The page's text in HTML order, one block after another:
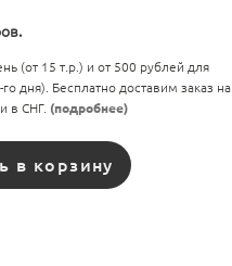
(от 15 т.р.) и от 500 рублей для
дня). Бесплатно доставим заказ на
в СНГ. (подробнее)
в корзину